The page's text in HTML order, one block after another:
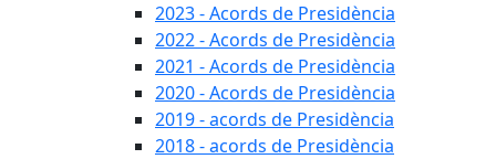
2023 - Acords de Presidència
2022 - Acords de Presidència
2021 - Acords de Presidència
2020 - Acords de Presidència
2019 - acords de Presidència
2018 - acords de Presidència